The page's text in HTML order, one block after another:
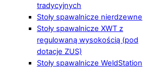
tradycyjnych
Stoły spawalnicze nierdzewne
Stoły spawalnicze XWT z
regulowaną wysokością (pod
dotacje ZUS)
Stoły spawalnicze WeldStation